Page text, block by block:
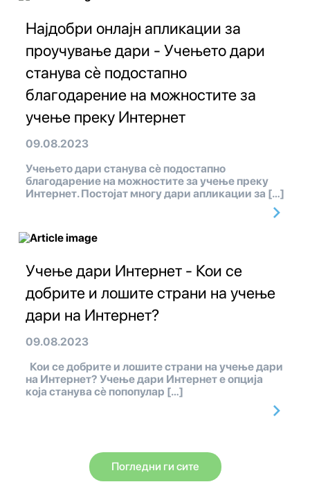
Најдобри онлајн апликации за
проучување дари - Учењето дари
станува сè подостапно
благодарение на можностите за
учење преку Интернет
09.08.2023
Учењето дари станува сè подостапно
благодарение на можностите за учење преку
Интернет. Постојат многу дари апликации за […]
Учење дари Интернет - Кои се
добрите и лошите страни на учење
дари на Интернет?
09.08.2023
Кои се добрите и лошите страни на учење дари
на Интернет? Учење дари Интернет е опција
која станува сè попопулар […]
Погледни ги сите